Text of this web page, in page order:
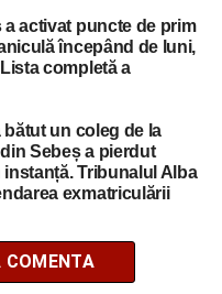
a activat puncte de prim
începând de luni,
completă a
bătut un coleg de la
Sebeș a pierdut
instanță. Tribunalul Alba
exmatriculării
COMENTA